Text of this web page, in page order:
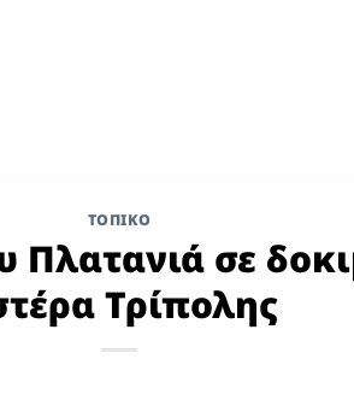
ΤΟΠΙΚΌ
Πλατανιά σε
Τρίπολης